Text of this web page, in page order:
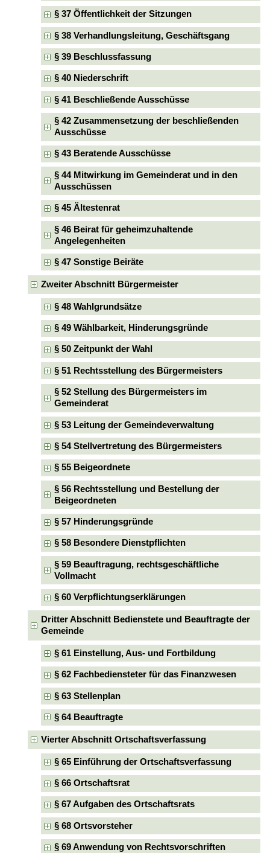
§ 37 Öffentlichkeit der Sitzungen
§ 38 Verhandlungsleitung, Geschäftsgang
§ 39 Beschlussfassung
§ 40 Niederschrift
§ 41 Beschließende Ausschüsse
§ 42 Zusammensetzung der beschließenden
Ausschüsse
§ 43 Beratende Ausschüsse
§ 44 Mitwirkung im Gemeinderat und in den
Ausschüssen
§ 45 Ältestenrat
§ 46 Beirat für geheimzuhaltende
Angelegenheiten
§ 47 Sonstige Beiräte
Zweiter Abschnitt Bürgermeister
§ 48 Wahlgrundsätze
§ 49 Wählbarkeit, Hinderungsgründe
§ 50 Zeitpunkt der Wahl
§ 51 Rechtsstellung des Bürgermeisters
§ 52 Stellung des Bürgermeisters im
Gemeinderat
§ 53 Leitung der Gemeindeverwaltung
§ 54 Stellvertretung des Bürgermeisters
§ 55 Beigeordnete
§ 56 Rechtsstellung und Bestellung der
Beigeordneten
§ 57 Hinderungsgründe
§ 58 Besondere Dienstpflichten
§ 59 Beauftragung, rechtsgeschäftliche
Vollmacht
§ 60 Verpflichtungserklärungen
Dritter Abschnitt Bedienstete und Beauftragte der
Gemeinde
§ 61 Einstellung, Aus- und Fortbildung
§ 62 Fachbediensteter für das Finanzwesen
§ 63 Stellenplan
§ 64 Beauftragte
Vierter Abschnitt Ortschaftsverfassung
§ 65 Einführung der Ortschaftsverfassung
§ 66 Ortschaftsrat
§ 67 Aufgaben des Ortschaftsrats
§ 68 Ortsvorsteher
§ 69 Anwendung von Rechtsvorschriften